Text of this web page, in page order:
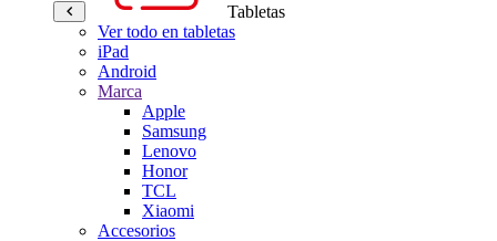
Tabletas
Ver todo en tabletas
iPad
Android
Marca
Apple
Samsung
Lenovo
Honor
TCL
Xiaomi
Accesorios